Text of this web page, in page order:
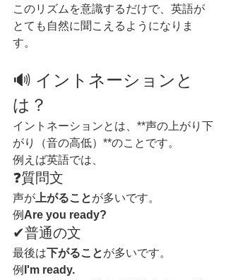
このリズムを意識するだけで、英語が
とても自然に聞こえるようになりま
す。
🔊 イントネーションと
は？
イントネーションとは、**声の上がり下
がり（音の高低）**のことです。
例えば英語では、
❓質問文
声が 上がることが多いです。
例 Are you ready?
✔普通の文
最後は下がることが多いです。
例 I'm ready.